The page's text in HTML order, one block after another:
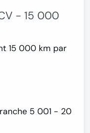
- 15 000
15 000 km par
5 001 - 20